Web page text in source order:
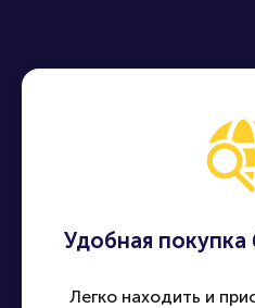
Удобная покупка
Легко находить и